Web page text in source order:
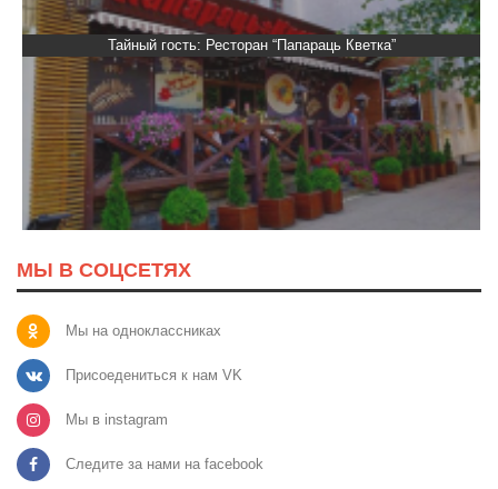
Тайный гость: Ресторан “Папараць Кветка”
МЫ В СОЦСЕТЯХ
Мы на одноклассниках
Присоедениться к нам VK
Мы в instagram
Следите за нами на facebook